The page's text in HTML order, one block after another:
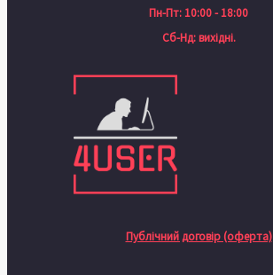
Пн-Пт: 10:00 - 18:00
Сб-Нд: вихідні.
Публічний договір (оферта)